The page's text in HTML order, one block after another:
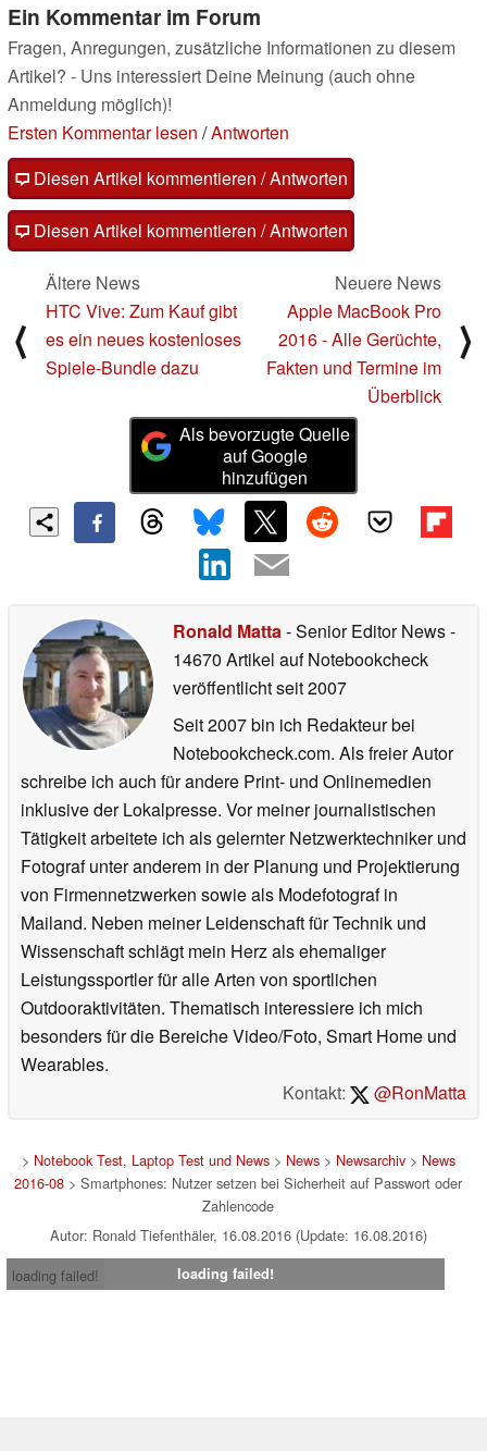
Ein Kommentar im Forum
Fragen, Anregungen, zusätzliche Informationen zu diesem
Artikel? - Uns interessiert Deine Meinung (auch ohne
Anmeldung möglich)!
Ersten Kommentar lesen /Antworten
Diesen Artikel kommentieren / Antworten
Diesen Artikel kommentieren / Antworten
⟨
Ältere News
HTC Vive: Zum Kauf gibt
es ein neues kostenloses
Spiele-Bundle dazu
Neuere News
Apple MacBook Pro
2016 - Alle Gerüchte,
Fakten und Termine im
Überblick
⟩
Als bevorzugte Quelle
auf Google
hinzufügen
Ronald Matta- Senior Editor News-
14670 Artikel auf Notebookcheck
veröffentlichtseit 2007
Seit 2007 bin ich Redakteur bei
Notebookcheck.com. Als freier Autor
schreibe ich auch für andere Print- und Onlinemedien
inklusive der Lokalpresse. Vor meiner journalistischen
Tätigkeit arbeitete ich als gelernter Netzwerktechniker und
Fotograf unter anderem in der Planung und Projektierung
von Firmennetzwerken sowie als Modefotograf in
Mailand. Neben meiner Leidenschaft für Technik und
Wissenschaft schlägt mein Herz als ehemaliger
Leistungssportler für alle Arten von sportlichen
Outdooraktivitäten. Thematisch interessiere ich mich
besonders für die Bereiche Video/Foto, Smart Home und
Wearables.
Kontakt:
@RonMatta
> Notebook Test, Laptop Test und News> News> Newsarchiv> News
2016-08 > Smartphones: Nutzer setzen bei Sicherheit auf Passwort oder
Zahlencode
Autor: Ronald Tiefenthäler, 16.08.2016 (Update: 16.08.2016)
loading failed!
loading failed!